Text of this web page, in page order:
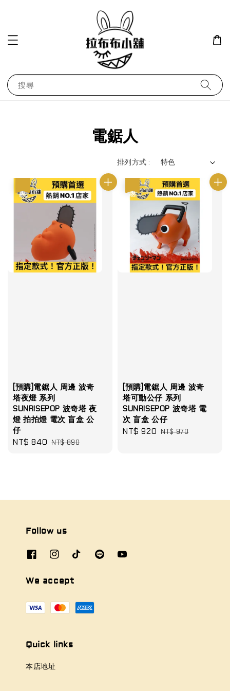
搜尋
電鋸人
排列方式 :
[預購]電鋸人 周邊 波奇
塔夜燈 系列
SUNRISEPOP 波奇塔 夜
燈 拍拍燈 電次 盲盒 公
仔
Sale
NT$ 840 Regular
NT$ 890
[預購]電鋸人 周邊 波奇
塔可動公仔 系列
SUNRISEPOP 波奇塔 電
次 盲盒 公仔
Sale
NT$ 920 Regular
NT$ 970
Follow us
We accept
Quick links
本店地址